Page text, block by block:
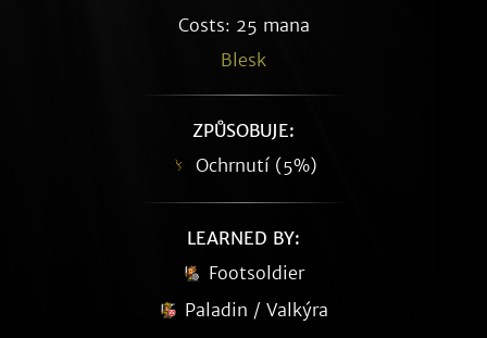
Costs: 25 mana
Blesk
ZPŮSOBUJE:
Ochrnutí (5%)
LEARNED BY:
Footsoldier
Paladin / Valkýra